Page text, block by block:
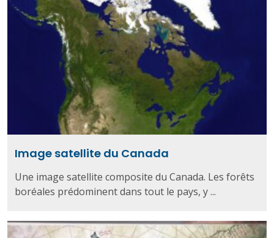
Image satellite du Canada
Une image satellite composite du Canada. Les forêts
boréales prédominent dans tout le pays, y ...